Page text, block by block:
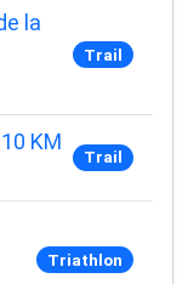
la
Trail
KM
Trail
Triathlon